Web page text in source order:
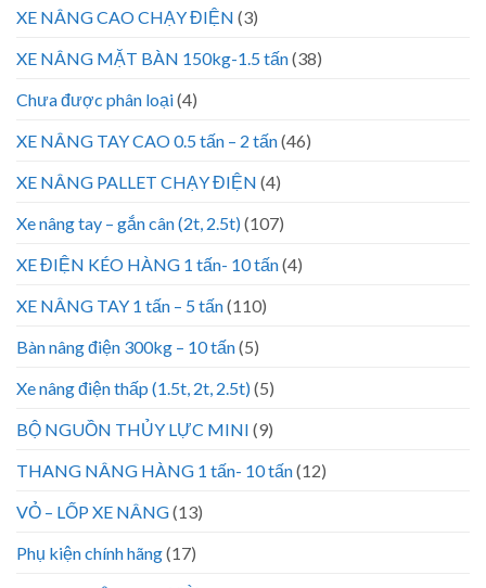
XE NÂNG CAO CHẠY ĐIỆN (3)
XE NÂNG MẶT BÀN 150kg-1.5 tấn(38)
Chưa được phân loại(4)
XE NÂNG TAY CAO 0.5 tấn – 2 tấn(46)
XE NÂNG PALLET CHẠY ĐIỆN (4)
Xe nâng tay – gắn cân (2t, 2.5t)(107)
XE ĐIỆN KÉO HÀNG 1 tấn- 10 tấn(4)
XE NÂNG TAY 1 tấn – 5 tấn(110)
Bàn nâng điện 300kg – 10 tấn(5)
Xe nâng điện thấp (1.5t, 2t, 2.5t)(5)
BỘ NGUỒN THỦY LỰC MINI (9)
THANG NÂNG HÀNG 1 tấn- 10 tấn(12)
VỎ – LỐP XE NÂNG(13)
Phụ kiện chính hãng(17)